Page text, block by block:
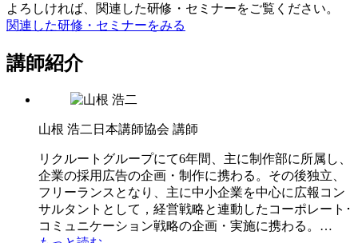
よろしければ、関連した研修・セミナーをご覧ください。
関連した研修・セミナーをみる
講師紹介
山根 浩二 日本講師協会 講師
リクルートグループにて6年間、主に制作部に所属し、
企業の採用広告の企画・制作に携わる。その後独立、
フリーランスとなり、主に中小企業を中心に広報コン
サルタントとして，経営戦略と連動したコーポレート･
コミュニケーション戦略の企画・実施に携わる。…